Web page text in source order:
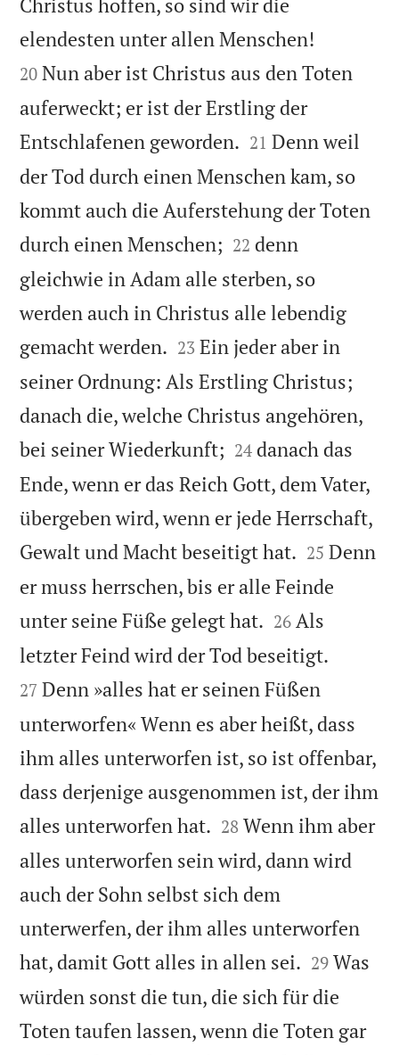
elendesten unter allen Menschen!
20 Nun aber ist Christus aus den Toten
auferweckt; er ist der Erstling der
Entschlafenen geworden. 

21 Denn weil
der Tod durch einen Menschen kam, so
kommt auch die Auferstehung der Toten
durch einen Menschen; 

22 denn
gleichwie in Adam alle sterben, so
werden auch in Christus alle lebendig
gemacht werden. 

23 Ein jeder aber in
seiner Ordnung: Als Erstling Christus;
danach die, welche Christus angehören,
bei seiner Wiederkunft; 

24 danach das
Ende, wenn er das Reich Gott, dem Vater,
übergeben wird, wenn er jede Herrschaft,
Gewalt und Macht beseitigt hat. 

25 Denn
er muss herrschen, bis er alle Feinde
unter seine Füße gelegt hat. 

26 Als
letzter Feind wird der Tod beseitigt.
27 Denn »alles hat er seinen Füßen
unterworfen« Wenn es aber heißt, dass
ihm alles unterworfen ist, so ist offenbar,
dass derjenige ausgenommen ist, der ihm
alles unterworfen hat. 

28 Wenn ihm aber
alles unterworfen sein wird, dann wird
auch der Sohn selbst sich dem
unterwerfen, der ihm alles unterworfen
hat, damit Gott alles in allen sei. 

29 Was
würden sonst die tun, die sich für die
Toten taufen lassen, wenn die Toten gar